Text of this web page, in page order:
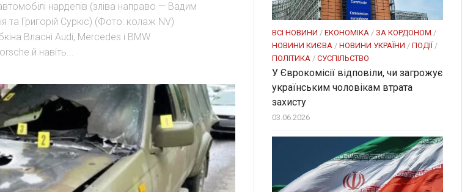
нардепів (зліва направо — Вадим
та Григорій Суркіс) (Фото: колаж NV)
Власні Audi, Mercedes і BMW
й навіть...
ВСІ НОВИНИ / ЕКОНОМІКА / ЗА КОРДОНОМ /
НОВИНИ КИЄВА / НОВИНИ УКРАЇНИ / ПОДІЇ /
ПОЛІТИКА / СУСПІЛЬСТВО
У Єврокомісії відповіли, чи загрожує
українським чоловікам втрата
захисту
03.06.2026